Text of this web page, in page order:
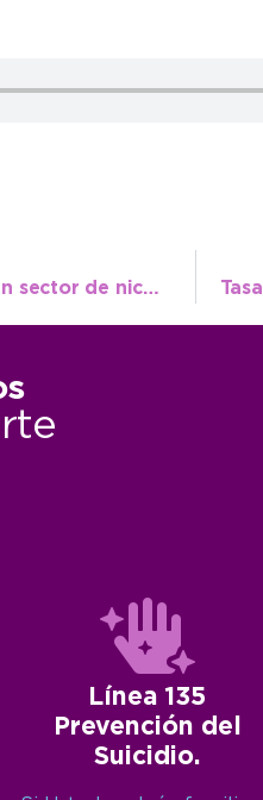
Finalizaron la primera etapa de restauración en un sector de nichos del cementerio
Línea 135
Prevención del
Suicidio.